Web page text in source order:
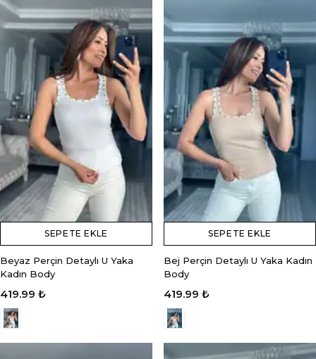
SEPETE EKLE
Beyaz Perçin Detaylı U Yaka
Kadın Body
419.99 ₺
SEPETE EKLE
Bej Perçin Detaylı U Yaka Kadın
Body
419.99 ₺